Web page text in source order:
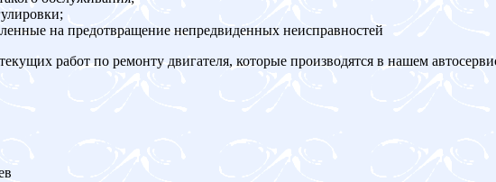
на предотвращение непредвиденных неисправностей
работ по ремонту двигателя, которые производятся в нашем